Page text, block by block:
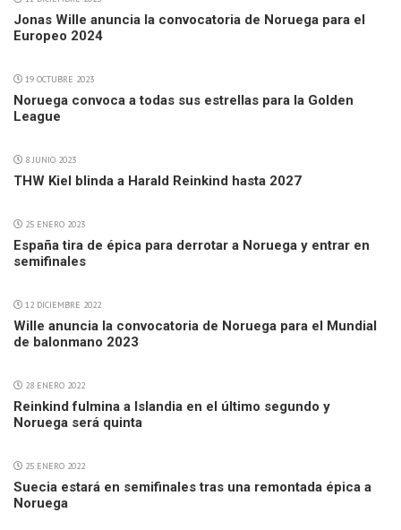
Jonas Wille anuncia la convocatoria de Noruega para el
Europeo 2024
19 OCTUBRE 2023
Noruega convoca a todas sus estrellas para la Golden
League
8 JUNIO 2023
THW Kiel blinda a Harald Reinkind hasta 2027
25 ENERO 2023
España tira de épica para derrotar a Noruega y entrar en
semifinales
12 DICIEMBRE 2022
Wille anuncia la convocatoria de Noruega para el Mundial
de balonmano 2023
28 ENERO 2022
Reinkind fulmina a Islandia en el último segundo y
Noruega será quinta
25 ENERO 2022
Suecia estará en semifinales tras una remontada épica a
Noruega